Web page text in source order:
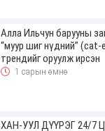
Алла Ильчун барууны
“муур шиг нүдний”
трендийг оруулж ирсэн
1 сарын өмнө
ХАН-УУЛ ДҮҮРЭГ 24/7